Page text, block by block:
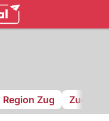
Region Zug Zug 94